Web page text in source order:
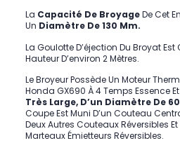
La Capacité De BroyageDe Cet
Un Diamètre De 130 Mm.
La Goulotte D’éjection Du Broyat Est
Hauteur D’environ 2 Mètres.
Le Broyeur Possède Un Moteur
Honda GX690 À 4 Temps Essence Et
Très Large, D’un Diamètre De
Coupe Est Muni D’un Couteau
Deux Autres Couteaux Réversibles Et
Marteaux Émietteurs Réversibles.